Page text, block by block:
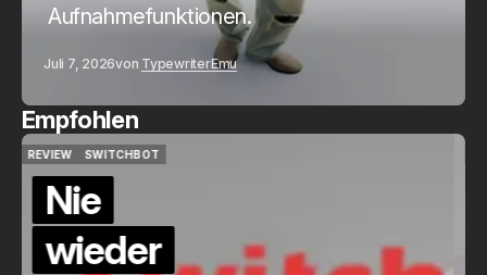
Aufnahmefunktionen.
Juli 7, 2026von TypewriterEmu
Empfohlen
QUICKCHECK
HOME ASSISTANT